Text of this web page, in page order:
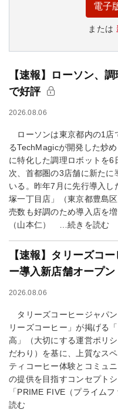
電子
または
【速報】ローソン、
で好評
2026.08.06
ローソンは東京都内の1店
るTechMagicが開発した炒
に特化した調理ロボットを6
次、首都圏の3店舗に新たに
いる。昨年7月に先行導入し
塚一丁目店」（東京都豊島
売数も好調のため導入店を増
（山本仁） …続きを読む
【速報】タリーズコ
ー導入新店舗オープン
2026.08.06
タリーズコーヒージャパン
リーズコーヒー」が掲げる
高」（大切にする運営ポリシ
だわり）を基に、上質なス
ティコーヒー体験とコミュ
の提供を目指すコンセプト
「PRIME FIVE（プライム
読む